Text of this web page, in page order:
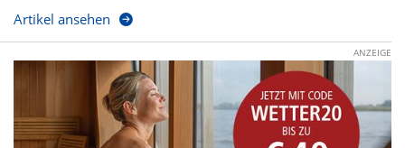
Artikel ansehen
ANZEIGE